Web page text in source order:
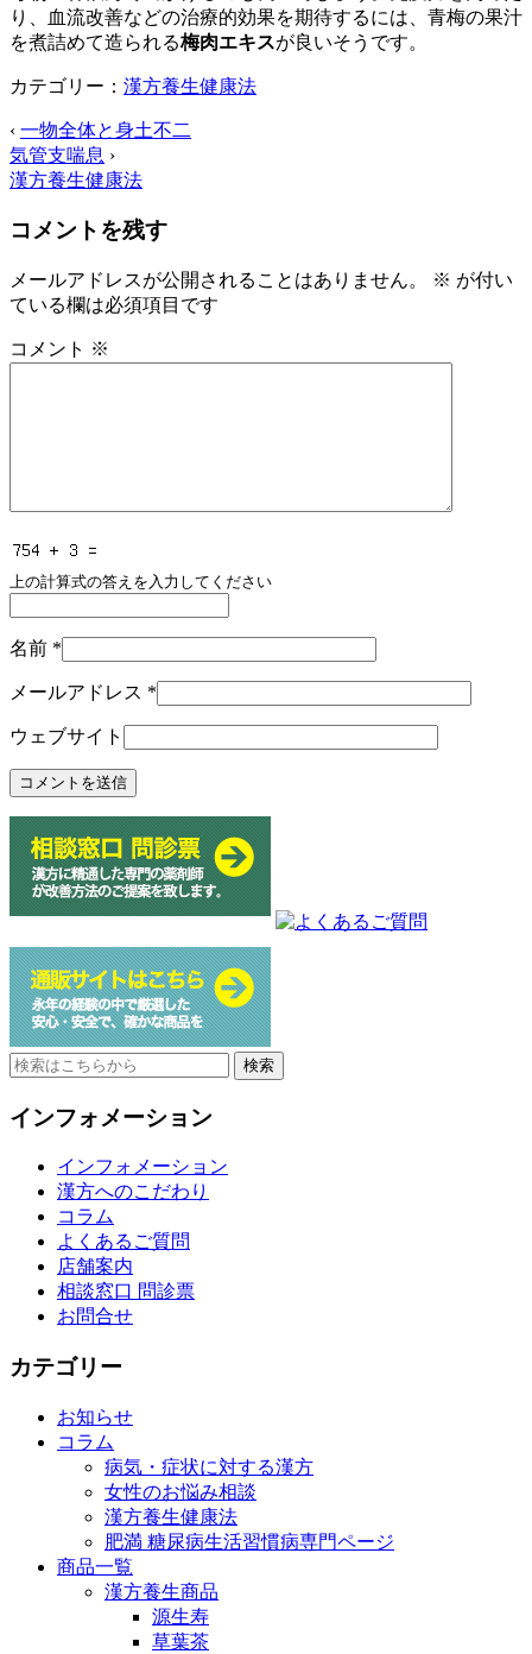
り、血流改善などの治療的効果を期待するには、青梅の果汁
を煮詰めて造られる梅肉エキスが良いそうです。
カテゴリー： 漢方養生健康法
‹ 一物全体と身土不二
気管支喘息 ›
漢方養生健康法
コメントを残す
メールアドレスが公開されることはありません。 ※ が付い
ている欄は必須項目です
コメント ※
上の計算式の答えを入力してください
名前 *
メールアドレス *
ウェブサイト
Search
for:
インフォメーション
インフォメーション
漢方へのこだわり
コラム
よくあるご質問
店舗案内
相談窓口 問診票
お問合せ
カテゴリー
お知らせ
コラム
病気・症状に対する漢方
女性のお悩み相談
漢方養生健康法
肥満 糖尿病生活習慣病専門ページ
商品一覧
漢方養生商品
源生寿
草葉茶